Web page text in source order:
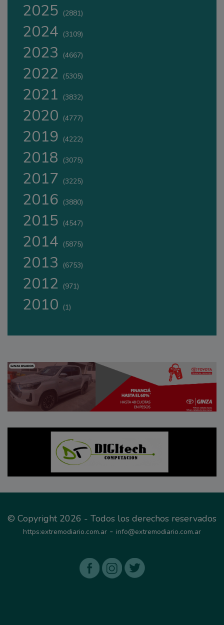
2025 (2881)
2024 (3109)
2023 (4667)
2022 (5305)
2021 (3832)
2020 (4777)
2019 (4222)
2018 (3075)
2017 (3225)
2016 (3880)
2015 (4547)
2014 (5875)
2013 (6753)
2012 (971)
2010 (1)
© Copyright 2026 - Todos los derechos reservados
https:extremodiario.com.ar - info@extremodiario.com.ar